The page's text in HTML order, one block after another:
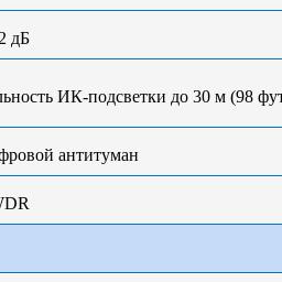
дБ
ИК-подсветки до 30 м (98
антитуман